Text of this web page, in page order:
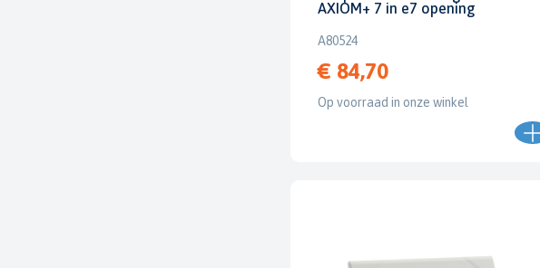
AXIOM+ 7 in e7 opening
A80524
€ 84,70
Op voorraad in onze winkel